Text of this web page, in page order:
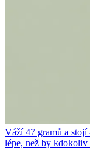
Váží 47 gramů a
lépe, než by kdokoliv